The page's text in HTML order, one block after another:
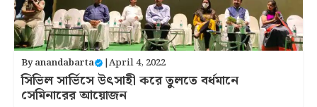
Byanandabarta |April 4, 2022
সিভিল সার্ভিসে উত্‍সাহী করে তুলতে বর্ধমানে
সেমিনারের আয়োজন